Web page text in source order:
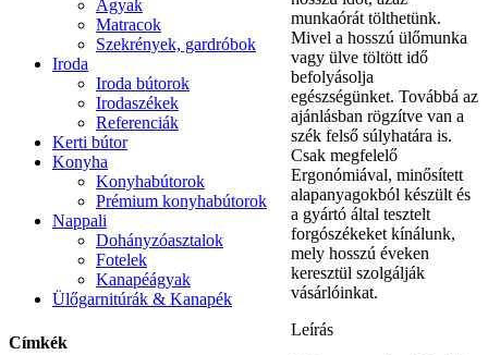
munkaórát tölthetünk.
Mivel a hosszú ülőmunka
vagy ülve töltött idő
befolyásolja
egészségünket. Továbbá az
ajánlásban rögzítve van a
szék felső súlyhatára is.
Csak megfelelő
Ergonómiával, minősített
alapanyagokból készült és
a gyártó által tesztelt
forgószékeket kínálunk,
mely hosszú éveken
keresztül szolgálják
vásárlóinkat.
Leírás
Ágyak
Matracok
Szekrények, gardróbok
Iroda
Iroda bútorok
Irodaszékek
Referenciák
Kerti bútor
Konyha
Konyhabútorok
Prémium konyhabútorok
Nappali
Dohányzóasztalok
Fotelek
Kanapéágyak
Ülőgarnitúrák & Kanapék
Címkék